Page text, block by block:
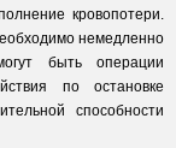
кровопотери.
немедленно
быть операции
по остановке
способности